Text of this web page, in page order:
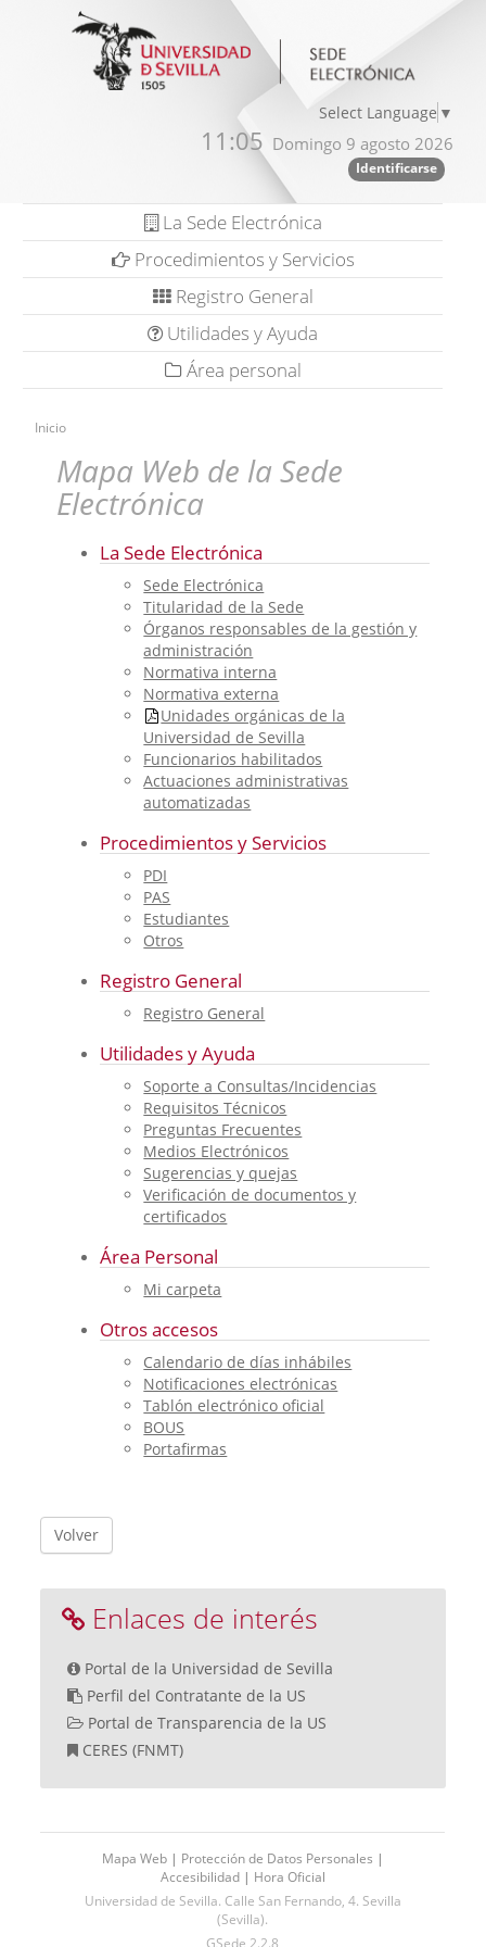
Select Language ▼
11:05 Domingo 9 agosto 2026
Identificarse
La Sede Electrónica
Procedimientos y Servicios
Registro General
Utilidades y Ayuda
Área personal
Inicio
Mapa Web de la Sede
Electrónica
La Sede Electrónica
Sede Electrónica
Titularidad de la Sede
Órganos responsables de la gestión y
administración
Normativa interna
Normativa externa
Unidades orgánicas de la
Universidad de Sevilla
Funcionarios habilitados
Actuaciones administrativas
automatizadas
Procedimientos y Servicios
PDI
PAS
Estudiantes
Otros
Registro General
Registro General
Utilidades y Ayuda
Soporte a Consultas/Incidencias
Requisitos Técnicos
Preguntas Frecuentes
Medios Electrónicos
Sugerencias y quejas
Verificación de documentos y
certificados
Área Personal
Mi carpeta
Otros accesos
Calendario de días inhábiles
Notificaciones electrónicas
Tablón electrónico oficial
BOUS
Portafirmas
Volver
Enlaces de interés
Portal de la Universidad de Sevilla
Perfil del Contratante de la US
Portal de Transparencia de la US
CERES (FNMT)
Mapa Web | Protección de Datos Personales |
Accesibilidad | Hora Oficial
Universidad de Sevilla. Calle San Fernando, 4. Sevilla
(Sevilla).